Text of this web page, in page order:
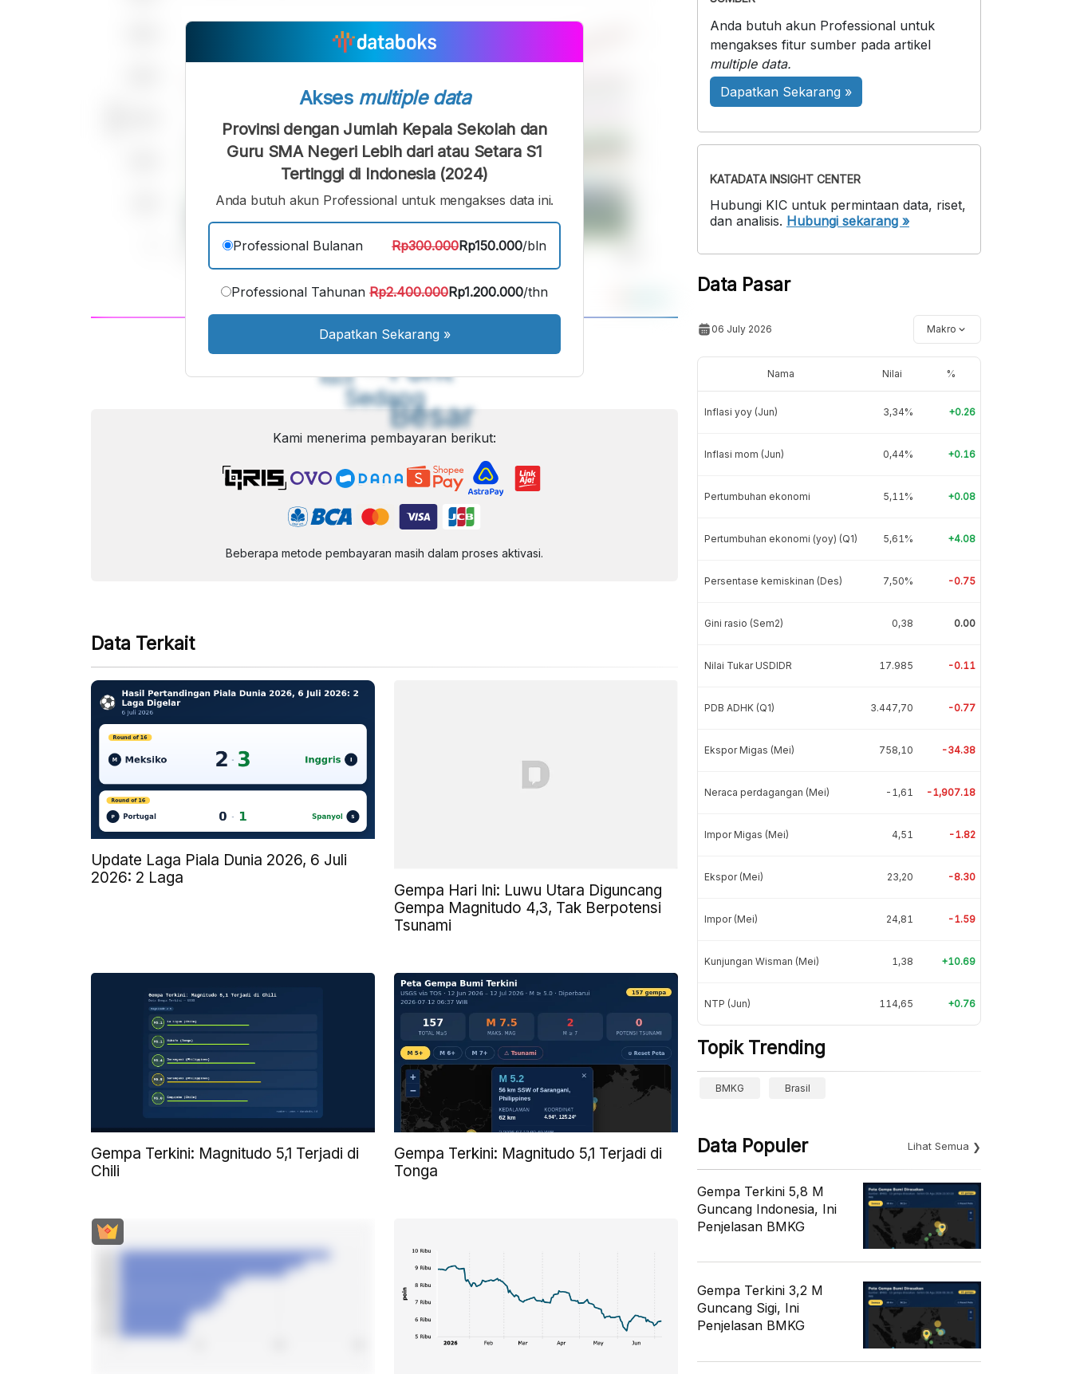
A
Font
Kecil
A
Font
Sedang
A
Font
Besar
Akses multiple data
Provinsi dengan Jumlah Kepala Sekolah dan
Guru SMA Negeri Lebih dari atau Setara S1
Tertinggi di Indonesia (2024)
Anda butuh akun Professional untuk mengakses data ini.
Professional Bulanan Rp300.000Rp150.000/bln
Professional Tahunan Rp2.400.000Rp1.200.000/thn
Dapatkan Sekarang »
Kami menerima pembayaran berikut:
Beberapa metode pembayaran masih dalam proses aktivasi.
Data Terkait
Update Laga Piala Dunia 2026, 6 Juli
2026: 2 Laga
Gempa Hari Ini: Luwu Utara Diguncang
Gempa Magnitudo 4,3, Tak Berpotensi
Tsunami
Gempa Terkini: Magnitudo 5,1 Terjadi di
Chili
Gempa Terkini: Magnitudo 5,1 Terjadi di
Tonga
Anda butuh akun Professional untuk
mengakses fitur sumber pada artikel
multiple data.
Dapatkan Sekarang »
KATADATA INSIGHT CENTER
Hubungi KIC untuk permintaan data, riset,
dan analisis. Hubungi sekarang »
Data Pasar
06 July 2026 Makro
Nama Nilai %
Inflasi yoy (Jun) 3,34% +0.26
Inflasi mom (Jun) 0,44% +0.16
Pertumbuhan ekonomi 5,11% +0.08
Pertumbuhan ekonomi (yoy) (Q1) 5,61% +4.08
Persentase kemiskinan (Des) 7,50% -0.75
Gini rasio (Sem2) 0,38 0.00
Nilai Tukar USDIDR 17.985 -0.11
PDB ADHK (Q1) 3.447,70 -0.77
Ekspor Migas (Mei) 758,10 -34.38
Neraca perdagangan (Mei) -1,61 -1,907.18
Impor Migas (Mei) 4,51 -1.82
Ekspor (Mei) 23,20 -8.30
Impor (Mei) 24,81 -1.59
Kunjungan Wisman (Mei) 1,38 +10.69
NTP (Jun) 114,65 +0.76
Topik Trending
BMKG Brasil
Data Populer Lihat Semua
Gempa Terkini 5,8 M
Guncang Indonesia, Ini
Penjelasan BMKG
Gempa Terkini 3,2 M
Guncang Sigi, Ini
Penjelasan BMKG